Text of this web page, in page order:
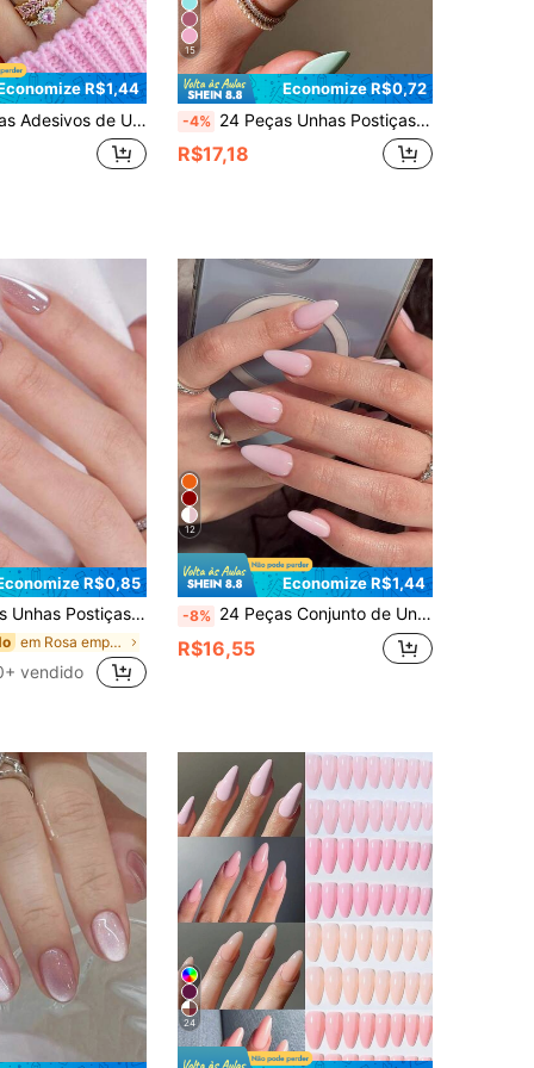
R$1,44
Longa Rosa, Design de Manicure Francesa Minimalista, Inclui: 1 Peça de Gel de Gelatina e 1 Peça de Lixa de Unhas
15
Economize R$0,72
-4% 24 Peças Unhas Postiças Longas de Amêndoa com Ponta Rosa Brilhante, Ajuste Médio, Conjunto de Unhas Acrílicas Falsas, Contém 1 Peça de Cola de Gelatina e 1 Peça de Lixa de Unha, Unhas de Verão para Mulheres e Meninas, Uso Diário, Festa Rave, Suprimentos de Unhas
R$17,18
R$0,85
Efeito Olho de Gato, Design Gradiente Brilhante Efeito Olho de Gato, Unhas Falsas Adequadas para Festivais, Uso Casual, Dia a Dia, Decoração de Unhas para /Verão
em Rosa empoeirado Pressione as unhas postiças
vendido
12
Economize R$1,44
-8% 24 Peças Conjunto de Unhas Postiças em Formato de Amêndoa na Cor Rosa, Suprimentos de Arte de Unhas de Gel Francesa Clássica
R$16,55
24